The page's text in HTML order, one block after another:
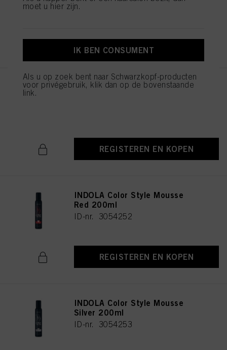
REGISTEREN EN KOPEN
INDOLA Color Style Mousse
REGISTEREN EN KOPEN
INDOLA Color Style Mousse
Red 200ml
ID-nr. 3054252
REGISTEREN EN KOPEN
INDOLA Color Style Mousse
Silver 200ml
ID-nr. 3054253
moet u hier zijn.
IK BEN CONSUMENT
Als u op zoek bent naar Schwarzkopf-producten
voor privégebruik, klik dan op de bovenstaande
link.
doeleinden. Als u op "Afwijzen" klikt, worden alleen cookies gebruikt die